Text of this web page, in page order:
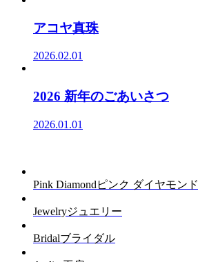
アコヤ真珠
2026.02.01
2026 新年のごあいさつ
2026.01.01
Pink Diamond ピンク ダイヤモンド
Jewelryジュエリー
Bridalブライダル